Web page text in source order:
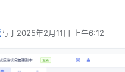
写于2025年2月11日 上午6:12
最后由 编辑